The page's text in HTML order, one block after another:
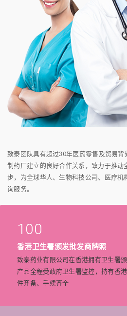
致泰团队具有超过30年医药零售及贸易
制药厂建立的良好合作关系，致力于推动
步，为全球华人、生物科技公司、医疗机
询服务。
100
香港卫生署颁发批发商牌照
致泰药业有限公司在香港拥有卫生署
产品全程受政府卫生署监控，持有香
件齐备、手续齐全